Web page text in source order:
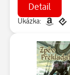
Detail
Ukázka: